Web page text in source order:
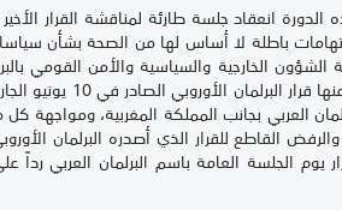
انعقاد جلسة طارئة لمناقشة القرار
باطلة لا أساس لها من الصحة بشأن
الخارجية والسياسية والأمن القومي
المستجدات السياسية
العربي بجانب المملكة المغربية، ومواجهة
والرفض القاطع للقرار الذي أصدره البرلمان
يوم الجلسة العامة باسم البرلمان العربي رداً